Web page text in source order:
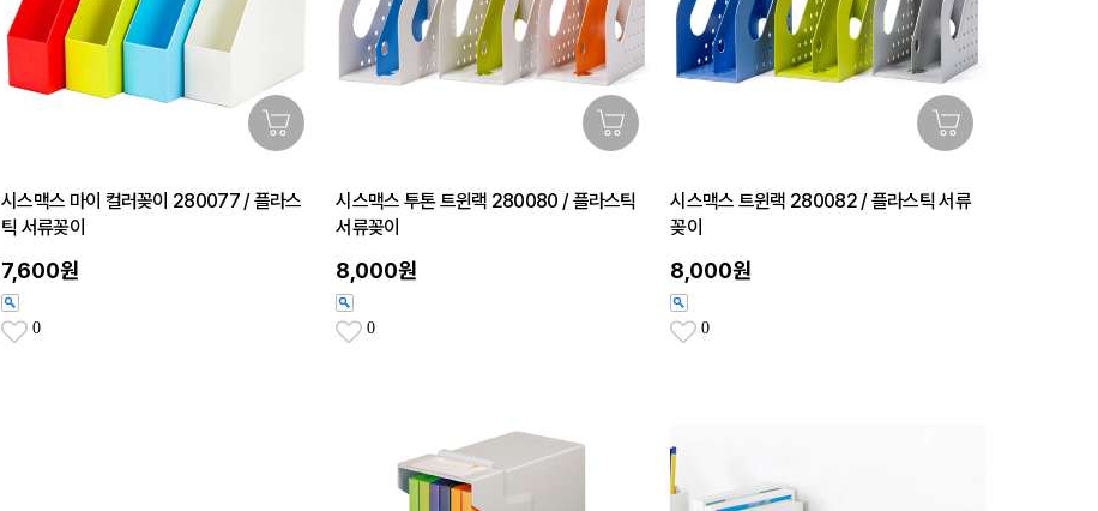
시스맥스 마이 컬러꽂이 280077 / 플라스
틱 서류꽂이
7,600원
0
시스맥스 투톤 트윈랙 280080 / 플라스틱
서류꽂이
8,000원
0
시스맥스 트윈랙 280082 / 플라스틱 서류
꽂이
8,000원
0